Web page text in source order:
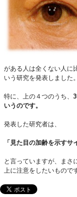
がある人は全くない人に
いう研究を発表しました。
特に、上の４つのうち、 3
いうのです。
発表した研究者は、
「見た目の加齢を示すサ
と言っていますが、まさ
上に注意をしたいもので